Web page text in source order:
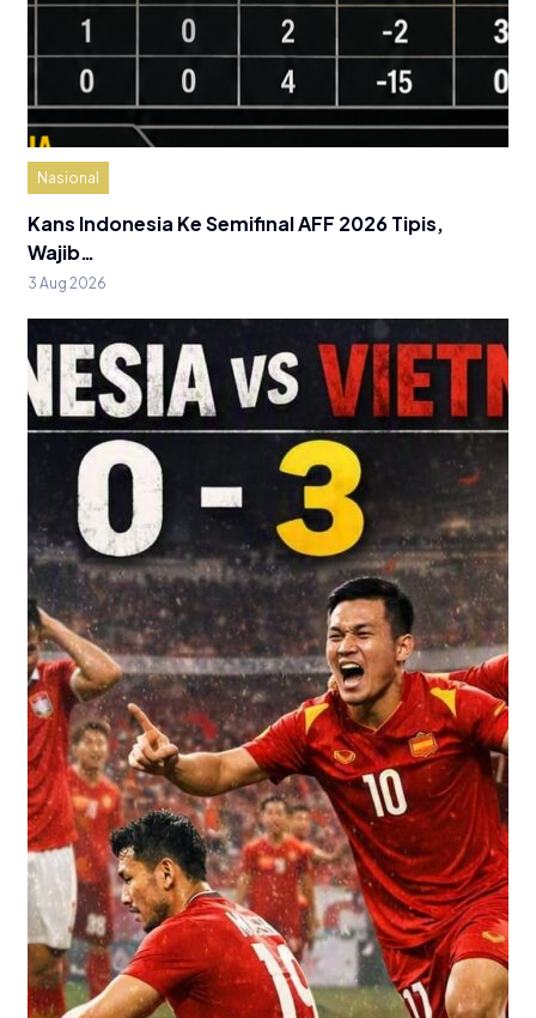
Nasional
Kans Indonesia Ke Semifinal AFF 2026 Tipis,
Wajib…
3 Aug 2026